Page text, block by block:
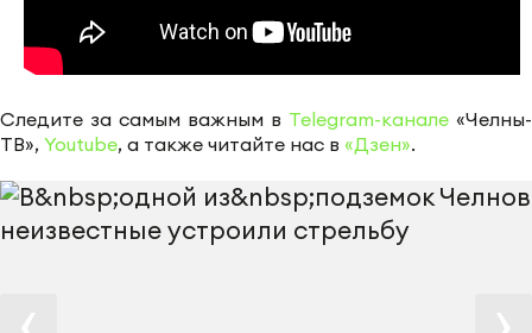
Следите за самым важным в Telegram-канале «Челны-
ТВ», Youtube, а также читайте нас в «Дзен».